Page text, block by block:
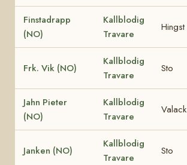
Finstadrapp
(NO)
Kallblodig
Travare
Hingst
Frk. Vik (NO)
Kallblodig
Travare
Sto
Jahn Pieter
(NO)
Kallblodig
Travare
Valack
Janken (NO)
Kallblodig
Travare
Sto